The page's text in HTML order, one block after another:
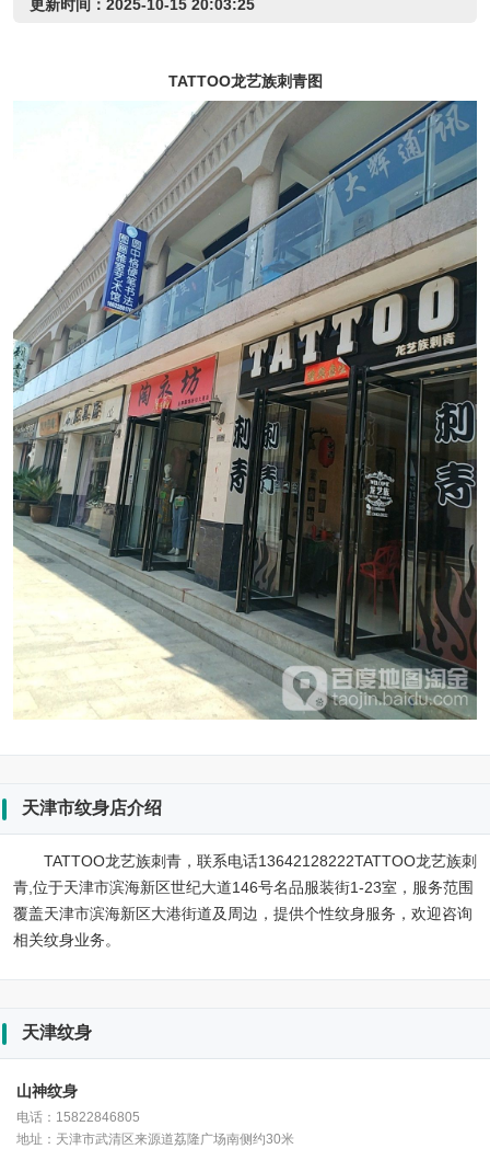
更新时间：2025-10-15 20:03:25
TATTOO龙艺族刺青图
天津市纹身店介绍
TATTOO龙艺族刺青，联系电话13642128222TATTOO龙艺族刺
青,位于天津市滨海新区世纪大道146号名品服装街1-23室，服务范围
覆盖天津市滨海新区大港街道及周边，提供个性纹身服务，欢迎咨询
相关纹身业务。
天津纹身
山神纹身
电话：15822846805
地址：天津市武清区来源道荔隆广场南侧约30米